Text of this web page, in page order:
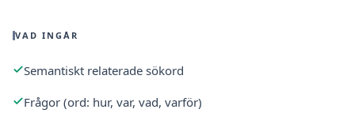
VAD INGÅR
Semantiskt relaterade sökord
Frågor (ord: hur, var, vad, varför)